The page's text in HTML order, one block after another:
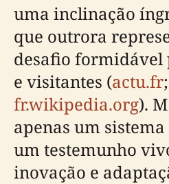
uma inclinação
que outrora
desafio formidável
e visitantes (actu.fr;
fr.wikipedia.org).
apenas um
um testemunho
inovação e